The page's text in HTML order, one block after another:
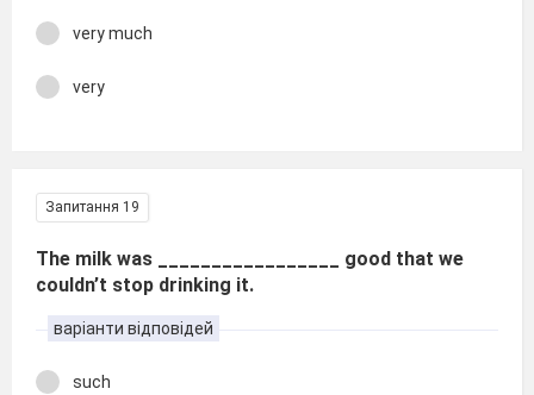
very much
very
Запитання 19
The milk was _________________ good that we
couldn’t stop drinking it.
варіанти відповідей
such